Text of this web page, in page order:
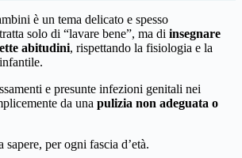
è un tema delicato e spesso
solo di “lavare bene”, ma di insegnare
abitudini, rispettando la fisiologia e la
e presunte infezioni genitali nei
da una pulizia non adeguata o
sapere, per ogni fascia d’età.